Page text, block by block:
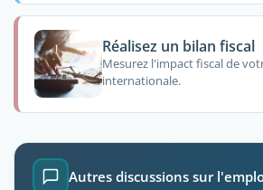
Réalisez un bilan fiscal
Mesurez l'impact fiscal de
internationale.
Autres discussions sur